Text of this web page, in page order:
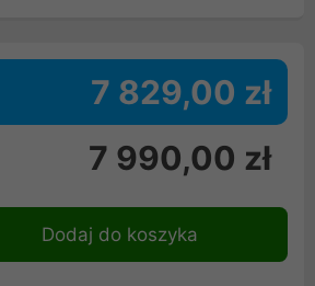
7 829,00 zł
7 990,00 zł
Dodaj do koszyka